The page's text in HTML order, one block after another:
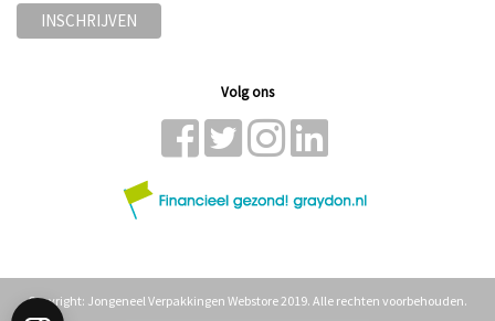
Volg ons
Copyright: Jongeneel Verpakkingen Webstore 2019. Alle rechten voorbehouden.